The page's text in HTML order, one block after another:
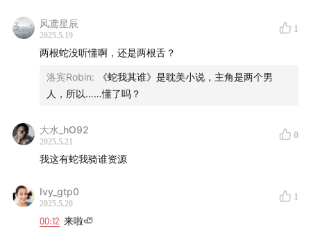
05:00
嘉宾爆料在摄影棚道具间装 “尸体” 睡觉，更有 “洗手间装
说，摸鱼、创作两不误！
11:00 -16:00
“资料整理” 当掩护，最后竟摸鱼摸成管理层？！这波操作
风鸢星辰
2025.5.19
1
两根蛇没听懂啊，还是两根舌？
洛宾Robin:
《蛇我其谁》是耽美小说，主角是两个男
人，所以……懂了吗？
大水_hO92
2025.5.21
0
我这有蛇我骑谁资源
Ivy_gtp0
2025.5.20
1
00:12 来啦🦥